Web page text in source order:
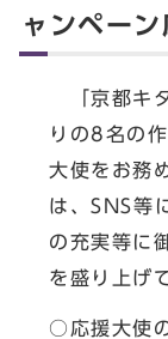
ャンペー
「京都キ
りの8名の
大使をお務
は、SNS等
の充実等に
を盛り上げ
○応援大使